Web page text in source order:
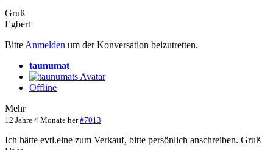
Gruß
Egbert
Bitte Anmelden um der Konversation beizutretten.
taunumat
Offline
Mehr
12 Jahre 4 Monate her #7013
Ich hätte evtl.eine zum Verkauf, bitte persönlich anschreiben. Gruß